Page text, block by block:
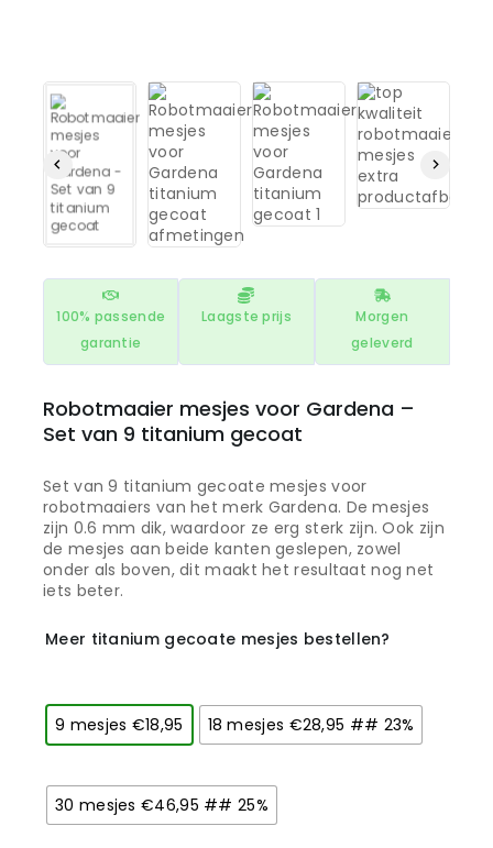
100% passende
garantie
Laagste prijs
Morgen
geleverd
Robotmaaier mesjes voor Gardena –
Set van 9 titanium gecoat
Set van 9 titanium gecoate mesjes voor
robotmaaiers van het merk Gardena. De mesjes
zijn 0.6 mm dik, waardoor ze erg sterk zijn. Ook zijn
de mesjes aan beide kanten geslepen, zowel
onder als boven, dit maakt het resultaat nog net
iets beter.
Meer titanium gecoate mesjes bestellen?
9 mesjes €18,95 18 mesjes €28,95 ## 23%
30 mesjes €46,95 ## 25%